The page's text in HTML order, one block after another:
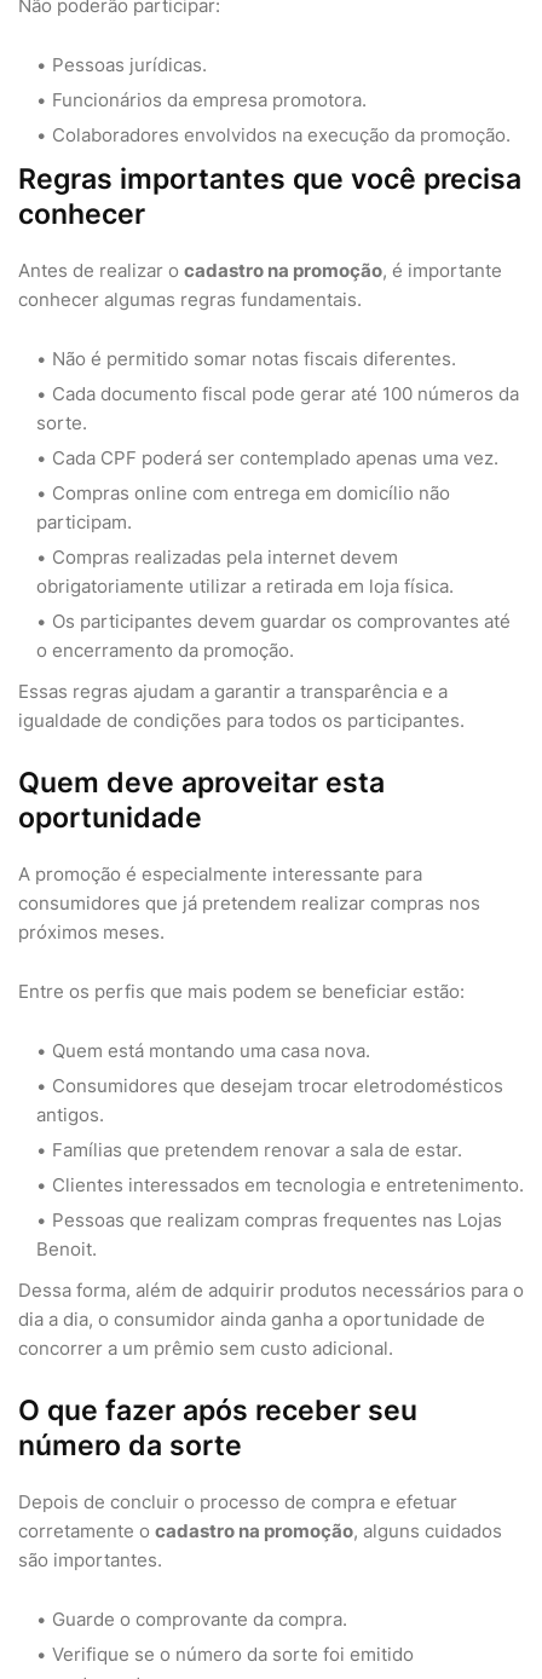
Não poderão participar:
Pessoas jurídicas.
Funcionários da empresa promotora.
Colaboradores envolvidos na execução da promoção.
Regras importantes que você precisa
conhecer
Antes de realizar o cadastro na promoção, é importante
conhecer algumas regras fundamentais.
Não é permitido somar notas fiscais diferentes.
Cada documento fiscal pode gerar até 100 números da
sorte.
Cada CPF poderá ser contemplado apenas uma vez.
Compras online com entrega em domicílio não
participam.
Compras realizadas pela internet devem
obrigatoriamente utilizar a retirada em loja física.
Os participantes devem guardar os comprovantes até
o encerramento da promoção.
Essas regras ajudam a garantir a transparência e a
igualdade de condições para todos os participantes.
Quem deve aproveitar esta
oportunidade
A promoção é especialmente interessante para
consumidores que já pretendem realizar compras nos
próximos meses.
Entre os perfis que mais podem se beneficiar estão:
Quem está montando uma casa nova.
Consumidores que desejam trocar eletrodomésticos
antigos.
Famílias que pretendem renovar a sala de estar.
Clientes interessados em tecnologia e entretenimento.
Pessoas que realizam compras frequentes nas Lojas
Benoit.
Dessa forma, além de adquirir produtos necessários para o
dia a dia, o consumidor ainda ganha a oportunidade de
concorrer a um prêmio sem custo adicional.
O que fazer após receber seu
número da sorte
Depois de concluir o processo de compra e efetuar
corretamente o cadastro na promoção, alguns cuidados
são importantes.
Guarde o comprovante da compra.
Verifique se o número da sorte foi emitido